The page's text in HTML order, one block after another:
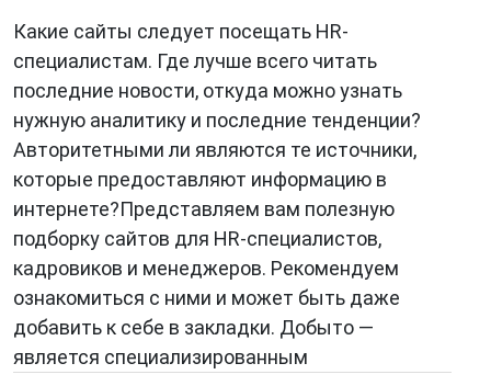
II. Функции HR-отдела
HR-отдел выполняет ряд важных функций,
направленных на управление человеческими
ресурсами:
Стратегическое планирование.
специалисты совместно с руководством
разрабатывают стратегию развития
персонала, адаптированную под цели
компании.
Разработка политики и процедур. HR
формулирует правила и нормы
взаимодействия сотрудников с компанией, а
Какие сайты следует посещать HR-
специалистам. Где лучше всего читать
последние новости, откуда можно узнать
нужную аналитику и последние тенденции?
Авторитетными ли являются те источники,
которые предоставляют информацию в
интернете?Представляем вам полезную
подборку сайтов для HR-специалистов,
кадровиков и менеджеров. Рекомендуем
ознакомиться с ними и может быть даже
добавить к себе в закладки. Добыто —
является специализированным